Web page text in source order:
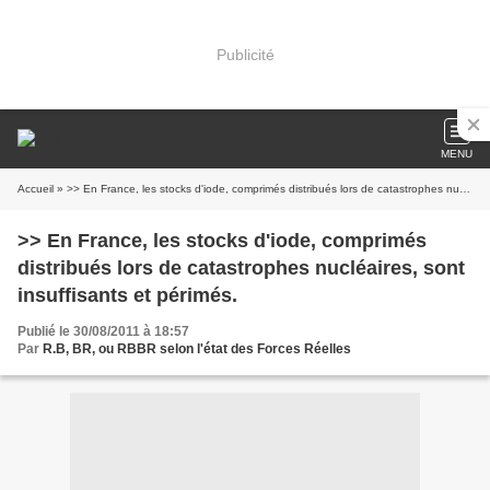
Publicité
MENU
Accueil » >> En France, les stocks d'iode, comprimés distribués lors de catastrophes nucléaires, sont insuffisants et périmés.
>> En France, les stocks d'iode, comprimés
distribués lors de catastrophes nucléaires, sont
insuffisants et périmés.
Publié le 30/08/2011 à 18:57
Par R.B, BR, ou RBBR selon l'état des Forces Réelles